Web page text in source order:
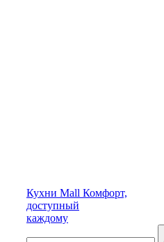
Кухни Mall Комфорт,
доступный
каждому